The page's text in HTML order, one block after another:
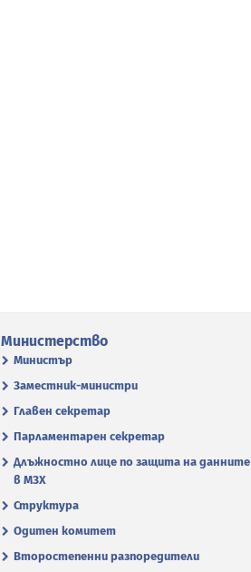
Министерство
Министър
Заместник-министри
Главен секретар
Парламентарен секретар
Длъжностно лице по защита на данните
в МЗХ
Структура
Одитен комитет
Второстепенни разпоредители